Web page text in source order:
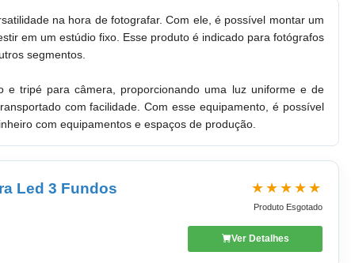
na hora de fotografar. Com ele, é possível montar um
em um estúdio fixo. Esse produto é indicado para fotógrafos
segmentos.
e tripé para câmera, proporcionando uma luz uniforme e de
com facilidade. Com esse equipamento, é possível
com equipamentos e espaços de produção.
Led 3 Fundos
★★★★★
Produto Esgotado
Ver Detalhes